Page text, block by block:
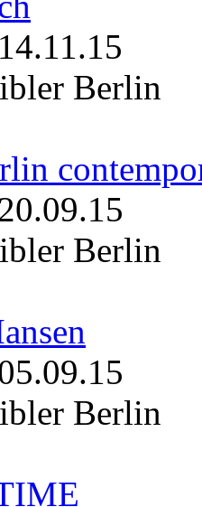
14.11.15
Berlin
Berlin
Berlin